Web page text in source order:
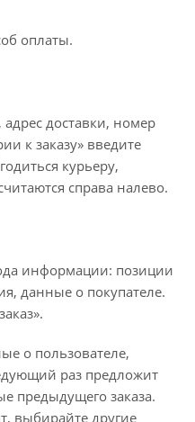
оплаты.
доставки, номер
к заказу» введите
курьеру,
справа налево.
информации: позиции
данные о покупателе.
о пользователе,
раз предложит
предыдущего заказа.
выбирайте другие